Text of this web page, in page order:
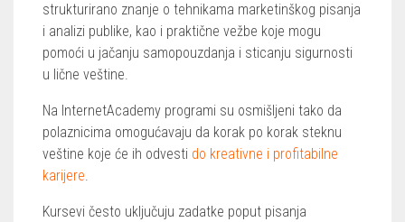
strukturirano znanje o tehnikama marketinškog pisanja
i analizi publike, kao i praktične vežbe koje mogu
pomoći u jačanju samopouzdanja i sticanju sigurnosti
u lične veštine.
Na InternetAcademy programi su osmišljeni tako da
polaznicima omogućavaju da korak po korak steknu
veštine koje će ih odvesti do kreativne i profitabilne
karijere.
Kursevi često uključuju zadatke poput pisanja